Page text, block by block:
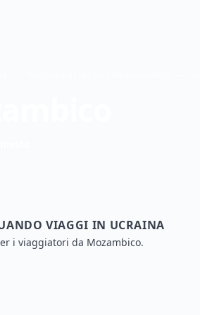
VIAGGI IN UCRAINA
i viaggiatori da Mozambico.